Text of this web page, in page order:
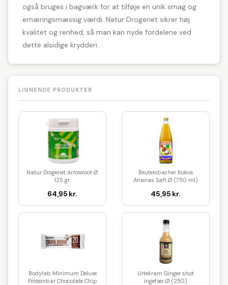
også bruges i bagværk for at tilføje en unik smag og
ernæringsmæssig værdi. Natur Drogeriet sikrer høj
kvalitet og renhed, så man kan nyde fordelene ved
dette alsidige krydderi.
LIGNENDE PRODUKTER
Natur Drogeriet Arrowroot Ø
125 gr.
64,95 kr.
Beutelsbacher Kokos
Ananas Saft Ø (750 ml)
45,95 kr.
Bodylab Minimum Deluxe
Proteinbar Chocolate Chip
Urtekram Ginger shot
ingefær Ø (250)